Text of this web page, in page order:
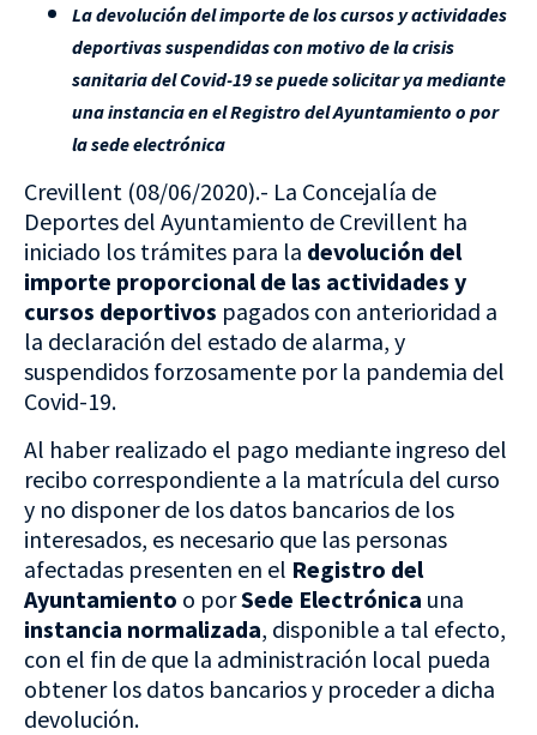
La devolución del importe de los cursos y actividades
deportivas suspendidas con motivo de la crisis
sanitaria del Covid-19 se puede solicitar ya mediante
una instancia en el Registro del Ayuntamiento o por
la sede electrónica
Crevillent (08/06/2020).- La Concejalía de
Deportes del Ayuntamiento de Crevillent ha
iniciado los trámites para la devolución del
importe proporcional de las actividades y
cursos deportivos pagados con anterioridad a
la declaración del estado de alarma, y
suspendidos forzosamente por la pandemia del
Covid-19.
Al haber realizado el pago mediante ingreso del
recibo correspondiente a la matrícula del curso
y no disponer de los datos bancarios de los
interesados, es necesario que las personas
afectadas presenten en el Registro del
Ayuntamiento o porSede Electrónica una
instancia normalizada, disponible a tal efecto,
con el fin de que la administración local pueda
obtener los datos bancarios y proceder a dicha
devolución.